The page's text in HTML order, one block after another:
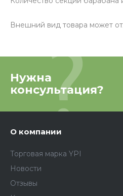
Внешний вид товара может
Нужна
консультация?
О компании
Торговая марка YPI
Новости
Отзывы